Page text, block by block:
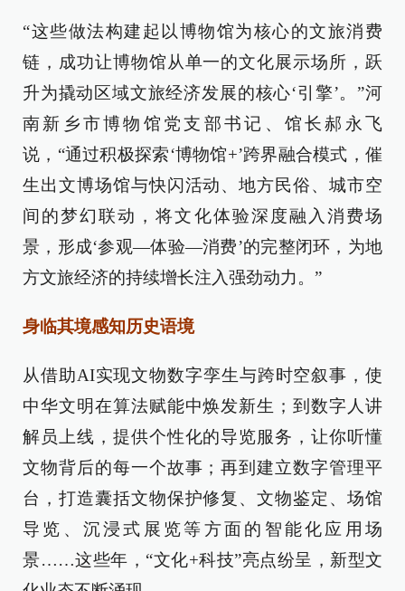
“这些做法构建起以博物馆为核心的文旅消费
链，成功让博物馆从单一的文化展示场所，跃
升为撬动区域文旅经济发展的核心‘引擎’。”河
南新乡市博物馆党支部书记、馆长郝永飞
说，“通过积极探索‘博物馆+’跨界融合模式，催
生出文博场馆与快闪活动、地方民俗、城市空
间的梦幻联动，将文化体验深度融入消费场
景，形成‘参观—体验—消费’的完整闭环，为地
方文旅经济的持续增长注入强劲动力。”
身临其境感知历史语境
从借助AI实现文物数字孪生与跨时空叙事，使
中华文明在算法赋能中焕发新生；到数字人讲
解员上线，提供个性化的导览服务，让你听懂
文物背后的每一个故事；再到建立数字管理平
台，打造囊括文物保护修复、文物鉴定、场馆
导览、沉浸式展览等方面的智能化应用场
景……这些年，“文化+科技”亮点纷呈，新型文